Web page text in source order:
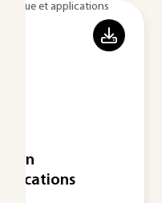
Livre blanc
Trophées
lauréats